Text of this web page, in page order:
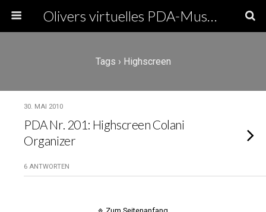
Olivers virtuelles PDA-Museum
Tags › Highscreen
30. MAI 2010
PDA Nr. 201: Highscreen Colani
Organizer
6 ANTWORTEN